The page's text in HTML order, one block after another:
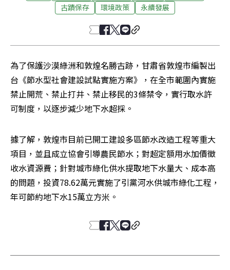
古蹟保存
環境政策 永續發展
為了保護沙漠綠洲和敦煌名勝古跡，甘肅省敦煌市編製出
台《節水型社會建設試點實施方案》，在全市範圍內實施
禁止開荒、禁止打井、禁止移民的3條禁令，實行取水許
可制度，以逐步減少地下水超採。
據了解，敦煌市目前已開工建設多區節水改造工程等重大
項目，並且成立協會引導農民節水；對超定額用水加價徵
收水資源費；針對城市綠化供水提取地下水量大、成本高
的問題，投資78.62萬元實施了引黨河水供城市綠化工程，
年可節約地下水15萬立方米。